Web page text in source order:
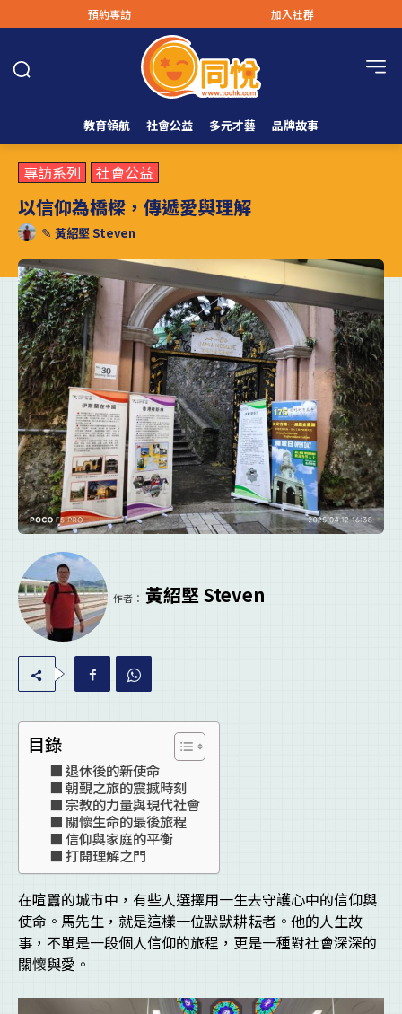
預約專訪 加入社群
教育領航 社會公益 多元才藝 品牌故事
專訪系列 社會公益
以信仰為橋樑，傳遞愛與理解
✎ 黃紹堅 Steven
作者： 黃紹堅 Steven
目錄
退休後的新使命
朝覲之旅的震撼時刻
宗教的力量與現代社會
關懷生命的最後旅程
信仰與家庭的平衡
打開理解之門
在喧囂的城市中，有些人選擇用一生去守護心中的信仰與
使命。馬先生，就是這樣一位默默耕耘者。他的人生故
事，不單是一段個人信仰的旅程，更是一種對社會深深的
關懷與愛。